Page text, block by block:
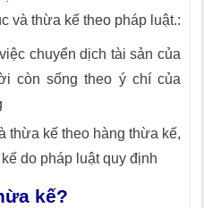
và thừa kế theo pháp luật.:
chuyển dịch tài sản của
còn sống theo ý chí của
thừa kế theo hàng thừa kế,
do pháp luật quy định
kế?